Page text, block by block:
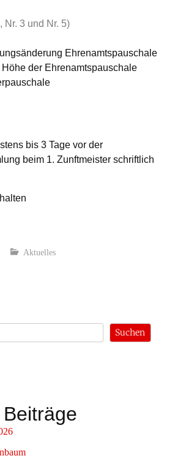
Nr. 3 und Nr. 5)
Ehrenamtspauschale
der Ehrenamtspauschale
bis 3 Tage vor der
beim 1. Zunftmeister schriftlich
Aktuelles
Suchen